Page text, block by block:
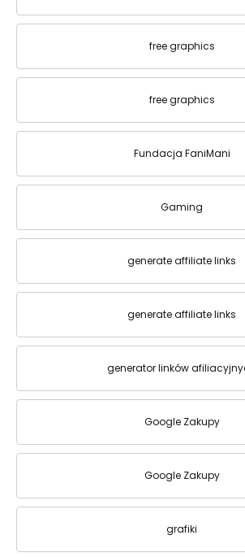
free graphics
free graphics
Fundacja FaniMani
Gaming
generate affiliate links
generate affiliate links
generator linków
Google Zakupy
Google Zakupy
grafiki